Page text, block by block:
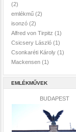
(2)
emlékmű (2)
isonzó (2)
Alfred von Tirpitz (1)
Csicsery László (1)
Csonkaréti Károly (1)
Mackensen (1)
EMLÉKMŰVEK
BUDAPEST